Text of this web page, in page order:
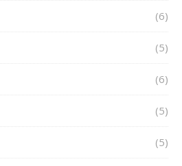
(6)
(5)
(6)
(5)
(5)